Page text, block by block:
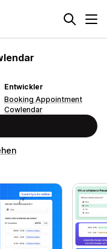
Entwickler
Booking Appointment
Cowlendar